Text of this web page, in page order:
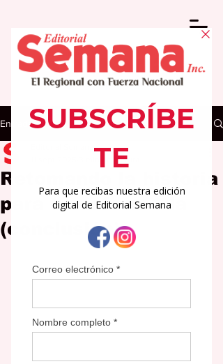
Entrada
Retomando la historia
para transformarla
(conclusión)
3 min de lectura